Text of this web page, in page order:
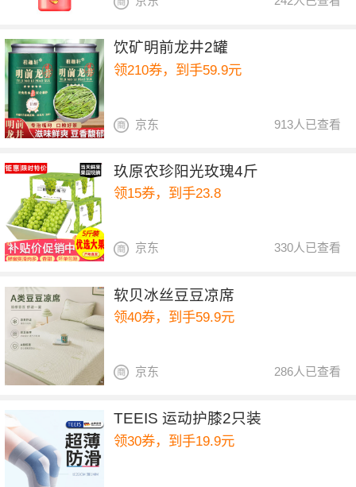
饮矿明前龙井2罐
领210券，到手59.9元
913人已查看
京东
玖原农珍阳光玫瑰4斤
领15券，到手23.8
330人已查看
京东
软贝冰丝豆豆凉席
领40券，到手59.9元
286人已查看
京东
TEEIS 运动护膝2只装
领30券，到手19.9元